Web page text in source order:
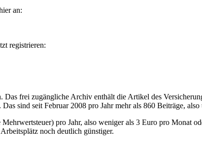
an:
registrieren:
frei zugängliche Archiv enthält die Artikel des
sind seit Februar 2008 pro Jahr mehr als 860 Beiträge,
pro Jahr, also weniger als 3 Euro pro Monat
noch deutlich günstiger.